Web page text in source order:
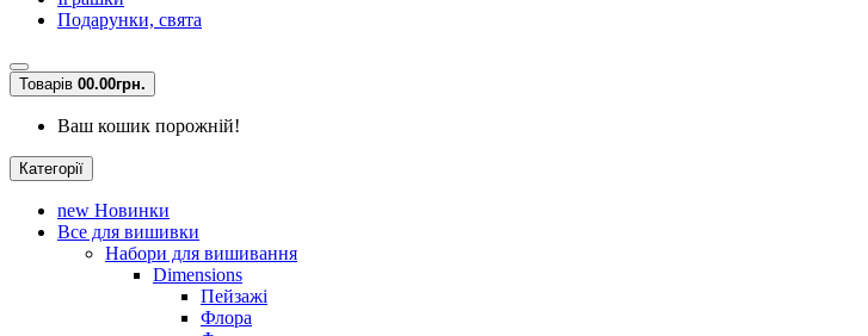
Подарунки, свята
Товарів 00.00грн.
Ваш кошик порожній!
Категорії
new Новинки
Все для вишивки
Набори для вишивання
Dimensions
Пейзажі
Флора